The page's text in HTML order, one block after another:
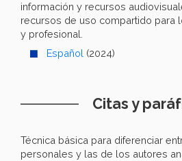
información y recursos
recursos de uso compartido para
y profesional.
Español (2024)
Citas y
Técnica básica para diferenciar
personales y las de los autores